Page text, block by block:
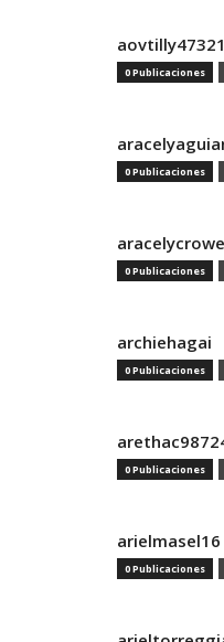
aovtilly47321
0 Publicaciones
0 Publicaciones
0 Publicaciones
archiehagai
0 Publicaciones
0 Publicaciones
arielmasel16
0 Publicaciones